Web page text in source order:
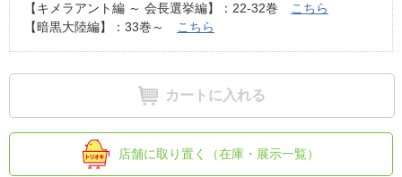
【キメラアント編 ～ 会長選挙編】：22-32巻
こちら
【暗黒大陸編】：33巻～
こちら
カートに入れる
店舗に取り置く（在庫・展示一覧）